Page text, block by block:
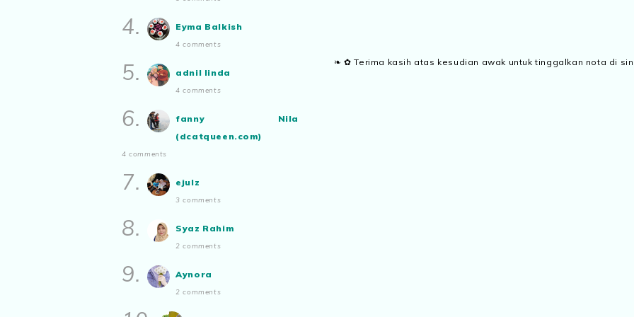
❧ ✿ Terima kasih atas kesudian awak untuk tinggalkan nota di
4. Eyma Balkish
4 comments
5. adnil linda
4 comments
6.
fanny Nila
(dcatqueen.com)
4 comments
7. ejulz
3 comments
8. Syaz Rahim
2 comments
9. Aynora
2 comments